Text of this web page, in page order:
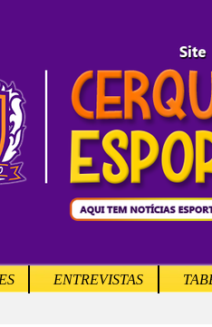
ENTREVISTAS